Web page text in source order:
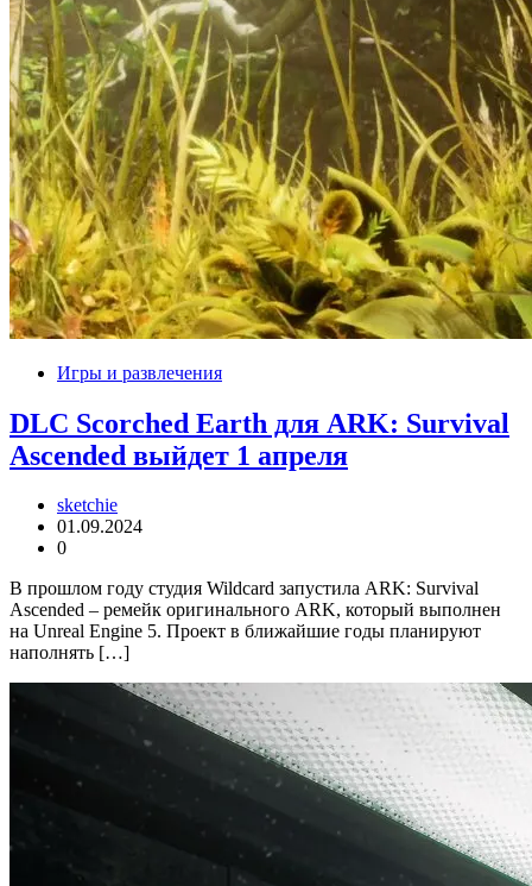
Игры и развлечения
DLC Scorched Earth для ARK: Survival
Ascended выйдет 1 апреля
sketchie
01.09.2024
0
В прошлом году студия Wildcard запустила ARK: Survival
Ascended – ремейк оригинального ARK, который выполнен
на Unreal Engine 5. Проект в ближайшие годы планируют
наполнять […]